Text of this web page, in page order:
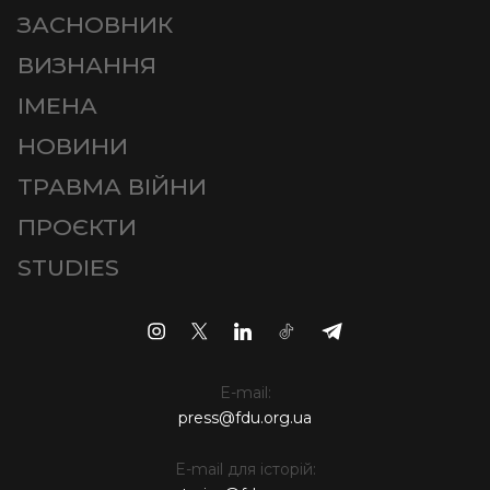
ЗАСНОВНИК
ВИЗНАННЯ
ІМЕНА
НОВИНИ
ТРАВМА ВІЙНИ
ПРОЄКТИ
STUDIES
E-mail:
press@fdu.org.ua
E-mail для історій: